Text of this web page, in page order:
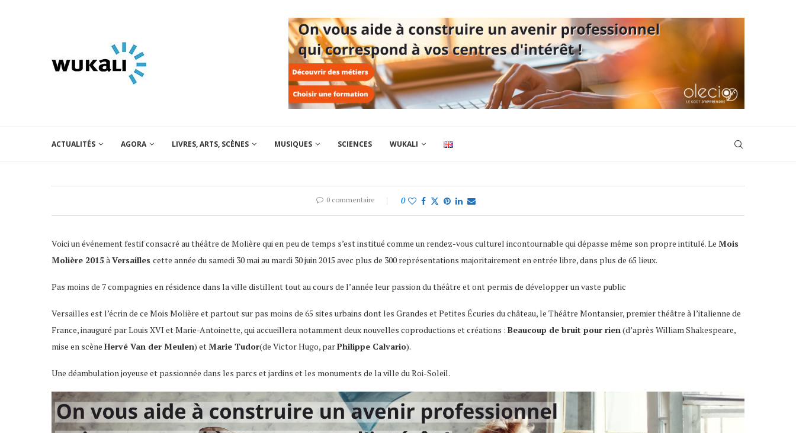
ACTUALITÉS AGORA LIVRES, ARTS, SCÈNES MUSIQUES SCIENCES WUKALI
0 commentaire 0
Voici un événement festif consacré au théâtre de Molière qui en peu de temps s’est institué comme un rendez-vous culturel incontournable qui dépasse même son propre intitulé. Le Mois
Molière 2015àVersailles cette année du samedi 30 mai au mardi 30 juin 2015 avec plus de 300 représentations majoritairement en entrée libre, dans plus de 65 lieux.
Pas moins de 7 compagnies en résidence dans la ville distillent tout au cours de l’année leur passion du théâtre et ont permis de développer un vaste public
Versailles est l’écrin de ce Mois Molière et partout sur pas moins de 65 sites urbains dont les Grandes et Petites Écuries du château, le Théâtre Montansier, premier théâtre à l’italienne de
France, inauguré par Louis XVI et Marie-Antoinette, qui accueillera notamment deux nouvelles coproductions et créations : Beaucoup de bruit pour rien(d’après William Shakespeare,
mise en scène Hervé Van der Meulen) etMarie Tudor(de Victor Hugo, parPhilippe Calvario).
Une déambulation joyeuse et passionnée dans les parcs et jardins et les monuments de la ville du Roi-Soleil.